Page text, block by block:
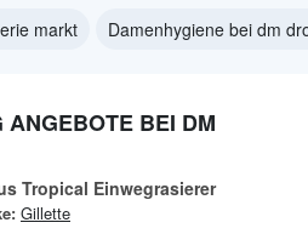
markt
Damenhygiene bei dm
ANGEBOTE BEI DM
Tropical Einwegrasierer
Gillette